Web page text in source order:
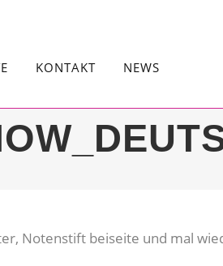
KONTAKT NEWS
Notenstift beiseite und mal